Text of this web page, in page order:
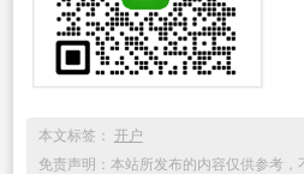
本文标签： 开户
免责声明：本站所发布的内容仅供参考